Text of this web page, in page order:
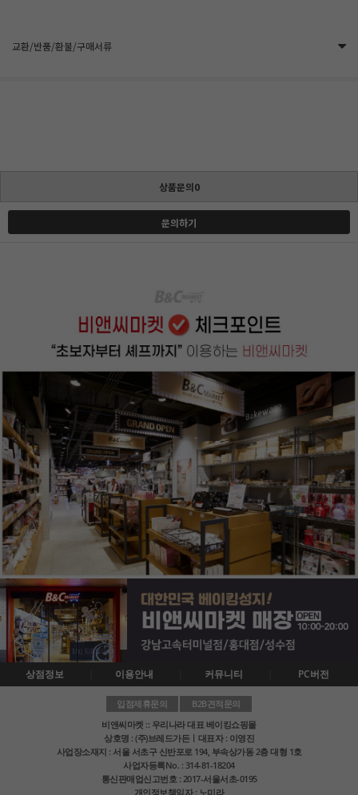
교환/반품/환불/구매서류
상품문의0
문의하기
상점정보 이용안내 커뮤니티 PC버전
입점제휴문의
B2B견적문의
비앤씨마켓 :: 우리나라 대표 베이킹쇼핑몰
상호명 : (주)브레드가든ㅣ대표자 : 이영진
사업장소재지 : 서울 서초구 신반포로 194, 부속상가동 2층 대형 1호
사업자등록No. : 314-81-18204
통신판매업신고번호 : 2017-서울서초-0195
개인정보책임자 : 노미라